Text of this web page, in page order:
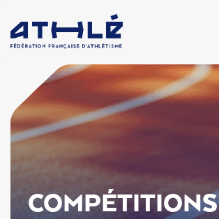
COMPÉTITIONS